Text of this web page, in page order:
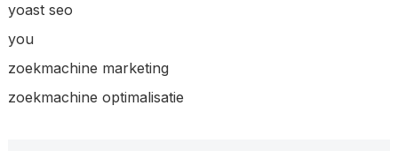
yoast seo
you
zoekmachine marketing
zoekmachine optimalisatie